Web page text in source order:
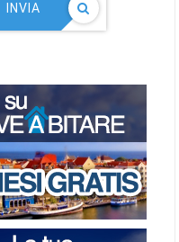
INVIA